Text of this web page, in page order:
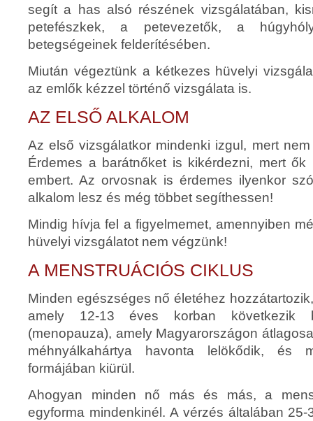
segít a has alsó részének vizsgálatában,
petefészkek, a petevezetők, a
betegségeinek felderítésében.
Miután végeztünk a kétkezes hüvelyi
az emlők kézzel történő vizsgálata is.
AZ ELSŐ ALKALOM
Az első vizsgálatkor mindenki izgul, mert
Érdemes a barátnőket is kikérdezni, mert ők
embert. Az orvosnak is érdemes ilyenkor
alkalom lesz és még többet segíthessen!
Mindig hívja fel a figyelmemet, amennyiben
hüvelyi vizsgálatot nem végzünk!
A MENSTRUÁCIÓS CIKLUS
Minden egészséges nő életéhez
amely 12-13 éves korban következik
(menopauza), amely Magyarországon
méhnyálkahártya havonta lelökődik, és
formájában kiürül.
Ahogyan minden nő más és más, a
egyforma mindenkinél. A vérzés általában